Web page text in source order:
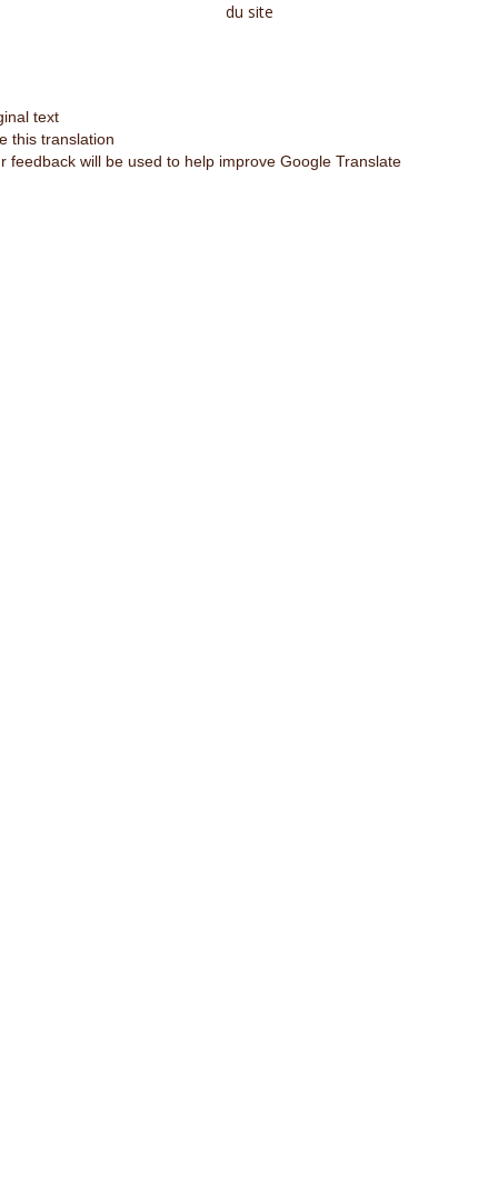
du site
text
this translation
feedback will be used to help improve Google Translate